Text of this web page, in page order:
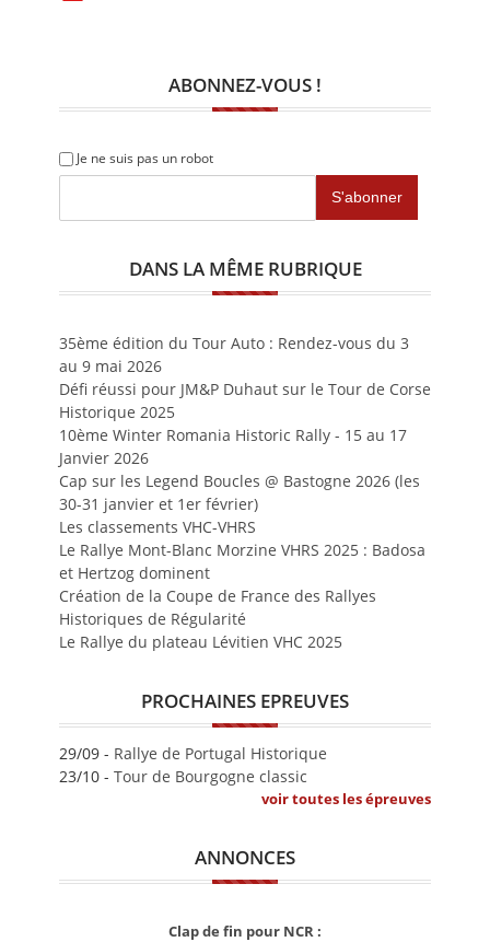
ABONNEZ-VOUS !
Je ne suis pas un robot
DANS LA MÊME RUBRIQUE
35ème édition du Tour Auto : Rendez-vous du 3
au 9 mai 2026
Défi réussi pour JM&P Duhaut sur le Tour de Corse
Historique 2025
10ème Winter Romania Historic Rally - 15 au 17
Janvier 2026
Cap sur les Legend Boucles @ Bastogne 2026 (les
30-31 janvier et 1er février)
Les classements VHC-VHRS
Le Rallye Mont-Blanc Morzine VHRS 2025 : Badosa
et Hertzog dominent
Création de la Coupe de France des Rallyes
Historiques de Régularité
Le Rallye du plateau Lévitien VHC 2025
PROCHAINES EPREUVES
29/09 - Rallye de Portugal Historique
23/10 - Tour de Bourgogne classic
voir toutes les épreuves
ANNONCES
Clap de fin pour NCR :